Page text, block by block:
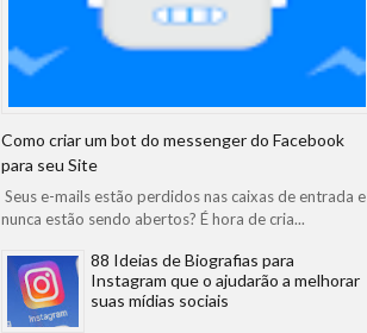
Como criar um bot do messenger do Facebook
para seu Site
Seus e-mails estão perdidos nas caixas de entrada e
nunca estão sendo abertos? É hora de cria...
88 Ideias de Biografias para
Instagram que o ajudarão a melhorar
suas mídias sociais